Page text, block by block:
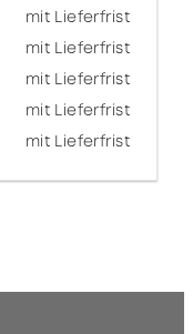
mit Lieferfrist
mit Lieferfrist
mit Lieferfrist
mit Lieferfrist
mit Lieferfrist